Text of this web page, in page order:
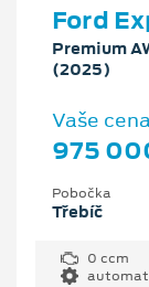
Ford
Premium
(2025)
Vaše
975
Pobočka
Třebíč
0 ccm